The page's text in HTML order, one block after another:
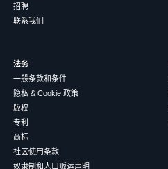
招聘
联系我们
法务
一般条款和条件
隐私 & Cookie 政策
版权
专利
商标
社区使用条款
奴隶制和人口贩运声明